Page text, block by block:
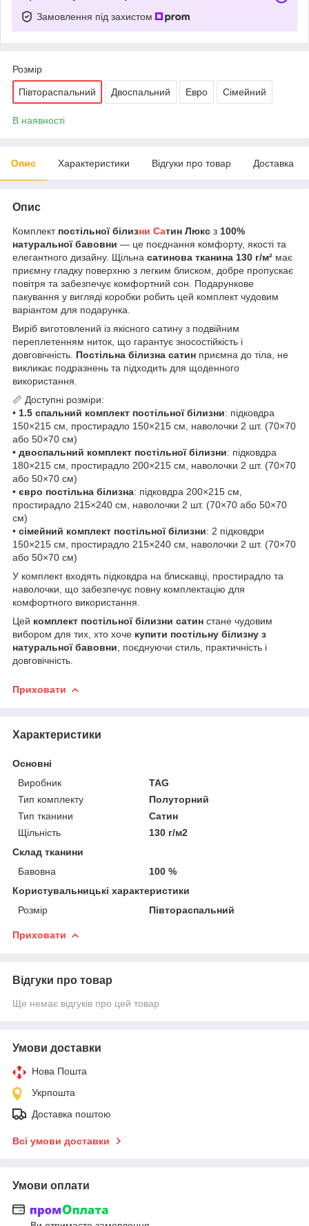
Замовлення під захистом
Розмір
Півтораспальний Двоспальний Евро Сімейний
В наявності
Опис Характеристики Відгуки про товар Доставка
Опис
Комплект постільної білизни Сатин Люкс з 100%
натуральної бавовни — це поєднання комфорту, якості та
елегантного дизайну. Щільна сатинова тканина 130 г/м² має
приємну гладку поверхню з легким блиском, добре пропускає
повітря та забезпечує комфортний сон. Подарункове
пакування у вигляді коробки робить цей комплект чудовим
варіантом для подарунка.
Виріб виготовлений із якісного сатину з подвійним
переплетенням ниток, що гарантує зносостійкість і
довговічність. Постільна білизна сатин приємна до тіла, не
викликає подразнень та підходить для щоденного
використання.
📏 Доступні розміри:
• 1.5 спальний комплект постільної білизни: підковдра
150×215 см, простирадло 150×215 см, наволочки 2 шт. (70×70
або 50×70 см)
• двоспальний комплект постільної білизни: підковдра
180×215 см, простирадло 200×215 см, наволочки 2 шт. (70×70
або 50×70 см)
• євро постільна білизна: підковдра 200×215 см,
простирадло 215×240 см, наволочки 2 шт. (70×70 або 50×70
см)
• сімейний комплект постільної білизни: 2 підковдри
150×215 см, простирадло 215×240 см, наволочки 2 шт. (70×70
або 50×70 см)
У комплект входять підковдра на блискавці, простирадло та
наволочки, що забезпечує повну комплектацію для
комфортного використання.
Цей комплект постільної білизни сатин стане чудовим
вибором для тих, хто хоче купити постільну білизну з
натуральної бавовни , поєднуючи стиль, практичність і
довговічність.
Приховати
Характеристики
Основні
Виробник
TAG
Тип комплекту
Полуторний
Тип тканини
Сатин
Щільність
130 г/м2
Склад тканини
Бавовна
100 %
Користувальницькі характеристики
Розмір
Півтораспальний
Приховати
Відгуки про товар
Ще немає відгуків про цей товар
Умови доставки
Нова Пошта
Укрпошта
Доставка поштою
Всі умови доставки
Умови оплати